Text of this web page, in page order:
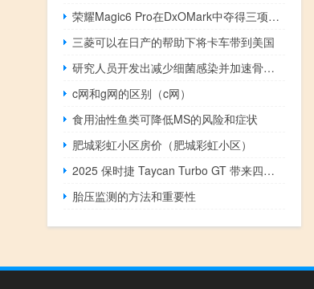
荣耀Magic6 Pro在DxOMark中夺得三项冠军
三菱可以在日产的帮助下将卡车带到美国
研究人员开发出减少细菌感染并加速骨骼愈合的材料
c网和g网的区别（c网）
食用油性鱼类可降低MS的风险和症状
肥城彩虹小区房价（肥城彩虹小区）
2025 保时捷 Taycan Turbo GT 带来四位数马力
胎压监测的方法和重要性